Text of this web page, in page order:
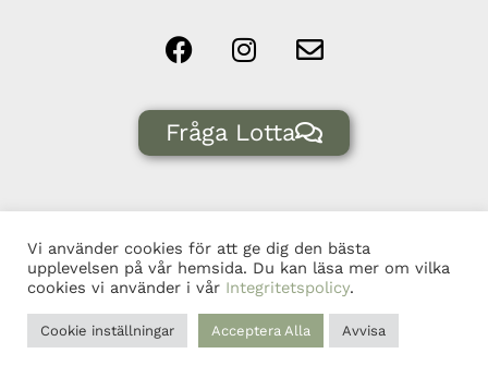
Fråga Lotta
© Blomman Interiör & Design, 556637-4970, 2026 |
Integritetspolicy| Producerad av CoreIT.
Vi använder cookies för att ge dig den bästa
upplevelsen på vår hemsida. Du kan läsa mer om vilka
cookies vi använder i vår Integritetspolicy.
Cookie inställningar Acceptera Alla Avvisa